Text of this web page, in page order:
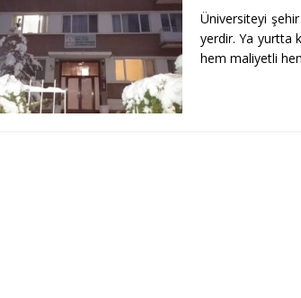
Üniversiteyi
yerdir. Ya yurtta
hem maliyetli